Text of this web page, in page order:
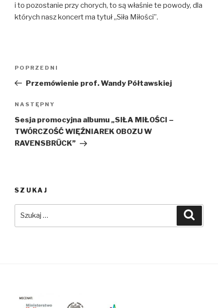
i to pozostanie przy chorych, to są właśnie te powody, dla
których nasz koncert ma tytuł „Siła Miłości”.
Poprzedni
wpis
POPRZEDNI
Przemówienie prof. Wandy Półtawskiej
Następny
wpis
NASTĘPNY
Sesja promocyjna albumu „SIŁA MIŁOŚCI –
TWÓRCZOŚĆ WIĘŹNIAREK OBOZU W
RAVENSBRÜCK”
SZUKAJ